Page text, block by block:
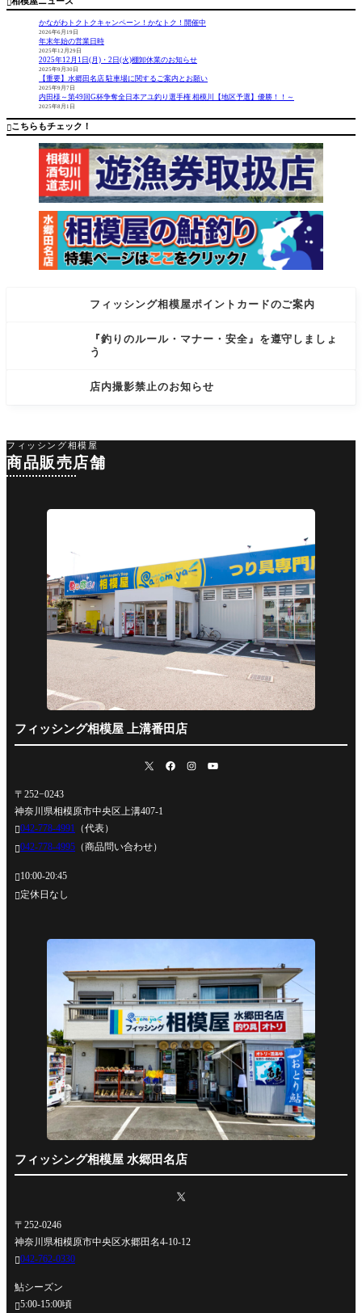

かながわトクトクキャンペーン！かなトク！開催中
2026年6月19日
年末年始の営業日時
2025年12月29日
2025年12月1日(月)・2日(火)棚卸休業のお知らせ
2025年9月30日
【重要】水郷田名店 駐車場に関するご案内とお願い
2025年9月7日
内田様～第49回G杯争奪全日本アユ釣り選手権 相模川【地区予選】優勝！！～
2025年8月1日
こちらもチェック！
フィッシング相模屋ポイントカードのご案内
『釣りのルール・マナー・安全』を遵守しましょ
う
店内撮影禁止のお知らせ
フィッシング相模屋
商品販売店舗
フィッシング相模屋 上溝番田店
〒252−0243
神奈川県相模原市中央区上溝407-1
042-778-4991 （代表）
042-778-4995 （商品問い合わせ）
10:00-20:45
定休日なし
フィッシング相模屋 水郷田名店
〒252-0246
神奈川県相模原市中央区水郷田名4-10-12
042-762-0330
鮎シーズン
5:00-15:00頃